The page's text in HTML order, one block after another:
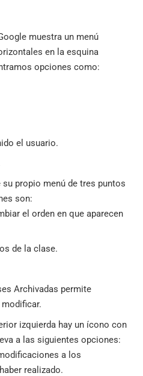
muestra un menú
en la esquina
opciones como:
el usuario.
propio menú de tres puntos
son:
el orden en que aparecen
de la clase.
Archivadas permite
izquierda hay un ícono con
a las siguientes opciones:
a los
realizado.